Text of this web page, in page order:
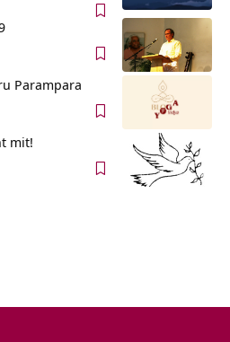
Parampara
mit!